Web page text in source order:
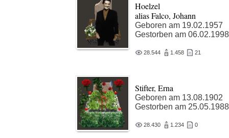
Hoelzel
alias Falco, Johann
Geboren am 19.02.1957
Gestorben am 06.02.1998
28.544 1.458 21
Stifter, Erna
Geboren am 13.08.1902
Gestorben am 25.05.1988
28.430 1.234 0